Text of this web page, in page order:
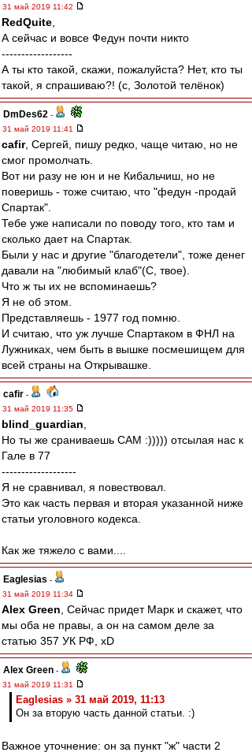
31 май 2019 11:42
RedQuite
А сейчас и вовсе Федун почти никто
------------------
А ты кто такой, скажи, пожалуйста? Нет, кто ты
такой, я спрашиваю?! (с, Золотой телёнок)
DmDes62 -
31 май 2019 11:41
cafir, Сергей, пишу редко, чаще читаю, но не
смог промолчать.
Вот ни разу не юн и не Кибальчиш, но не
поверишь - тоже считаю, что "федун -продай
Спартак".
Тебе уже написали по поводу того, кто там и
сколько дает на Спартак.
Были у нас и другие "благодетели", тоже денег
давали на "любимый клаб"(С, твое).
Что ж ты их не вспоминаешь?
Я не об этом.
Представляешь - 1977 год помню.
И считаю, что уж лучше Спартаком в ФНЛ на
Лужниках, чем быть в вышке посмешищем для
всей страны на Открывашке.
cafir -
31 май 2019 11:35
blind_guardian
Но ты же сраниваешь САМ :))))) отсылая нас к
Гале в 77
-------------------
Я не сравнивал, я повествовал.
Это как часть первая и вторая указанной ниже
статьи уголовного кодекса.
Как же тяжело с вами....
Eaglesias -
31 май 2019 11:34
Alex Green , Сейчас придет Марк и скажет, что
мы оба не правы, а он на самом деле за
статью 357 УК РФ, xD
Alex Green -
31 май 2019 11:31
Eaglesias » 31 май 2019, 11:13
Он за вторую часть данной статьи. :)
Важное уточнение: он за пункт "ж" части 2